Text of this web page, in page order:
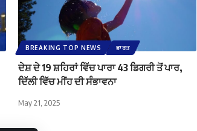
BREAKING TOP NEWS ਭਾਰਤ
ਦੇਸ਼ ਦੇ 19 ਸ਼ਹਿਰਾਂ ਵਿੱਚ ਪਾਰਾ 43 ਡਿਗਰੀ ਤੋਂ ਪਾਰ,
ਦਿੱਲੀ ਵਿੱਚ ਮੀਂਹ ਦੀ ਸੰਭਾਵਨਾ
May 21, 2025